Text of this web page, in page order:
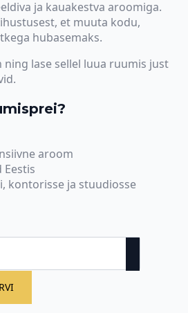
ja kauakestva aroomiga.
et muuta kodu,
hubasemaks.
lase sellel luua ruumis just
aroom
kontorisse ja stuudiosse